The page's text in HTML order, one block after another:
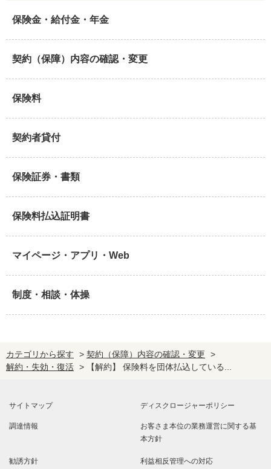
保険金・給付金・年金
契約（保障）内容の確認・変更
保険料
契約者貸付
保険証券・書類
保険料払込証明書
マイページ・アプリ・Web
制度・相談・体操
カテゴリから探す > 契約（保障）内容の確認・変更
>
解約・失効・復活 > 【解約】 保険料を団体払込している...
サイトマップ ディスクロージャーポリシー
調達情報 お客さま本位の業務運営に関する基
本方針
勧誘方針 利益相反管理への対応